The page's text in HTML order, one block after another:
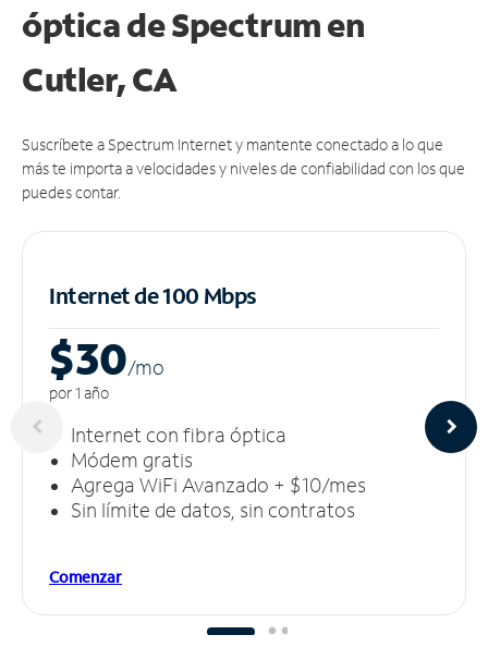
óptica de Spectrum en
Cutler, CA
Suscríbete a Spectrum Internet y mantente conectado a lo que
más te importa a velocidades y niveles de confiabilidad con los que
puedes contar.
Internet de 100 Mbps
$30/mo
por 1 año
Internet con fibra óptica
Módem gratis
Agrega WiFi Avanzado + $10/mes
Sin límite de datos, sin contratos
Comenzar